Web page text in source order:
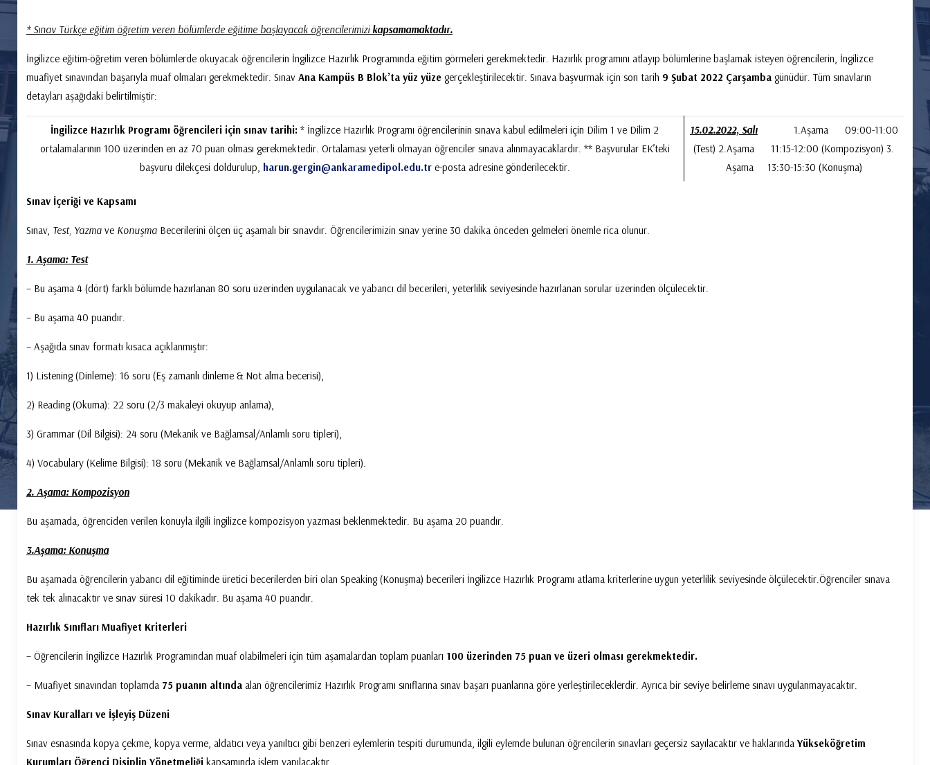
* Sınav Türkçe eğitim öğretim veren bölümlerde eğitime başlayacak öğrencilerimizi kapsamamaktadır.
İngilizce eğitim-öğretim veren bölümlerde okuyacak öğrencilerin İngilizce Hazırlık Programında eğitim görmeleri gerekmektedir. Hazırlık programını atlayıp bölümlerine başlamak isteyen öğrencilerin, İngilizce
muafiyet sınavından başarıyla muaf olmaları gerekmektedir. Sınav Ana Kampüs B Blok’ta yüz yüzegerçekleştirilecektir. Sınava başvurmak için son tarih 9 Şubat 2022 Çarşamba günüdür. Tüm sınavların
detayları aşağıdaki belirtilmiştir:
İngilizce Hazırlık Programı öğrencileri için sınav tarihi: * İngilizce Hazırlık Programı öğrencilerinin sınava kabul edilmeleri için Dilim 1 ve Dilim 2
ortalamalarının 100 üzerinden en az 70 puan olması gerekmektedir. Ortalaması yeterli olmayan öğrenciler sınava alınmayacaklardır. ** Başvurular EK’teki
başvuru dilekçesi doldurulup, harun.gergin@ankaramedipol.edu.tre-posta adresine gönderilecektir.
15.02.2022, Salı
1.Aşama 09:00-11:00
(Test) 2.Aşama 11:15-12:00 (Kompozisyon) 3.
Aşama 13:30-15:30 (Konuşma)
Sınav İçeriği ve Kapsamı
Sınav, Test, Yazmave KonuşmaBecerilerini ölçen üç aşamalı bir sınavdır. Öğrencilerimizin sınav yerine 30 dakika önceden gelmeleri önemle rica olunur.
1. Aşama: Test
– Bu aşama 4 (dört) farklı bölümde hazırlanan 80 soru üzerinden uygulanacak ve yabancı dil becerileri, yeterlilik seviyesinde hazırlanan sorular üzerinden ölçülecektir.
– Bu aşama 40 puandır.
– Aşağıda sınav formatı kısaca açıklanmıştır:
1) Listening (Dinleme): 16 soru (Eş zamanlı dinleme & Not alma becerisi),
2) Reading (Okuma): 22 soru (2/3 makaleyi okuyup anlama),
3) Grammar (Dil Bilgisi): 24 soru (Mekanik ve Bağlamsal/Anlamlı soru tipleri),
4) Vocabulary (Kelime Bilgisi): 18 soru (Mekanik ve Bağlamsal/Anlamlı soru tipleri).
2. Aşama: Kompozisyon
Bu aşamada, öğrenciden verilen konuyla ilgili İngilizce kompozisyon yazması beklenmektedir. Bu aşama 20 puandır.
3.Aşama: Konuşma
Bu aşamada öğrencilerin yabancı dil eğitiminde üretici becerilerden biri olan Speaking (Konuşma) becerileri İngilizce Hazırlık Programı atlama kriterlerine uygun yeterlilik seviyesinde ölçülecektir.Öğrenciler sınava
tek tek alınacaktır ve sınav süresi 10 dakikadır. Bu aşama 40 puandır.
Hazırlık Sınıfları Muafiyet Kriterleri
– Öğrencilerin İngilizce Hazırlık Programından muaf olabilmeleri için tüm aşamalardan toplam puanları 100 üzerinden 75 puan ve üzeri olması gerekmektedir.
– Muafiyet sınavından toplamda 75 puanın altındaalan öğrencilerimiz Hazırlık Programı sınıflarına sınav başarı puanlarına göre yerleştirileceklerdir. Ayrıca bir seviye belirleme sınavı uygulanmayacaktır.
Sınav Kuralları ve İşleyiş Düzeni
Sınav esnasında kopya çekme, kopya verme, aldatıcı veya yanıltıcı gibi benzeri eylemlerin tespiti durumunda, ilgili eylemde bulunan öğrencilerin sınavları geçersiz sayılacaktır ve haklarında Yükseköğretim
Kurumları Öğrenci Disiplin Yönetmeliğikapsamında işlem yapılacaktır.